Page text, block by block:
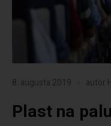
8. augusta 2019 autor
Plast na